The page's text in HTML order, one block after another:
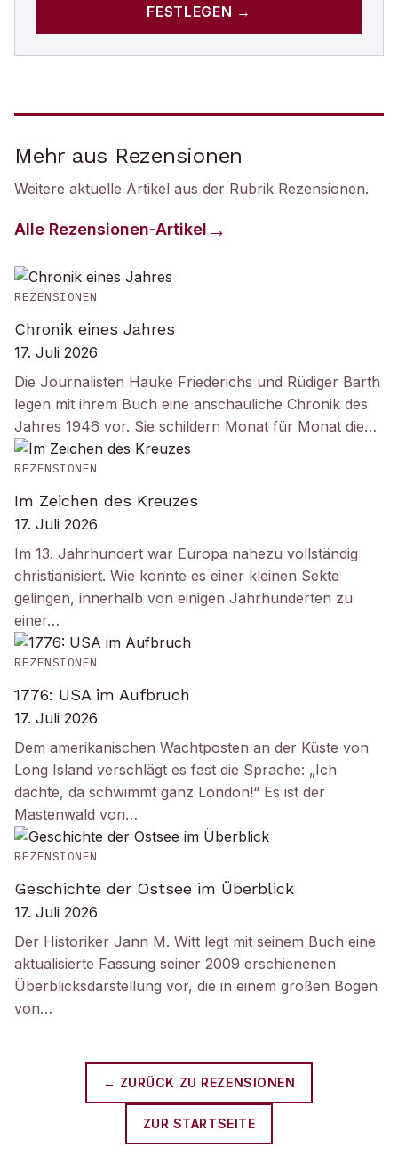
FESTLEGEN →
Mehr aus Rezensionen
Weitere aktuelle Artikel aus der Rubrik Rezensionen.
Alle Rezensionen-Artikel
REZENSIONEN
Chronik eines Jahres
17. Juli 2026
Die Journalisten Hauke Friederichs und Rüdiger Barth
legen mit ihrem Buch eine anschauliche Chronik des
Jahres 1946 vor. Sie schildern Monat für Monat die…
REZENSIONEN
Im Zeichen des Kreuzes
17. Juli 2026
Im 13. Jahrhundert war Europa nahezu vollständig
christianisiert. Wie konnte es einer kleinen Sekte
gelingen, innerhalb von einigen Jahrhunderten zu
einer…
REZENSIONEN
1776: USA im Aufbruch
17. Juli 2026
Dem amerikanischen Wachtposten an der Küste von
Long Island verschlägt es fast die Sprache: „Ich
dachte, da schwimmt ganz London!“ Es ist der
Mastenwald von…
REZENSIONEN
Geschichte der Ostsee im Überblick
17. Juli 2026
Der Historiker Jann M. Witt legt mit seinem Buch eine
aktualisierte Fassung seiner 2009 erschienenen
Überblicksdarstellung vor, die in einem großen Bogen
von…
← ZURÜCK ZU REZENSIONEN
ZUR STARTSEITE